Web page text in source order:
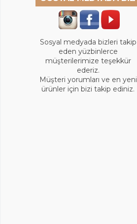
Sosyal medyada bizleri takip
eden yüzbinlerce
müşterilerimize teşekkür
ederiz.
Müşteri yorumları ve en yeni
ürünler için bizi takip ediniz.